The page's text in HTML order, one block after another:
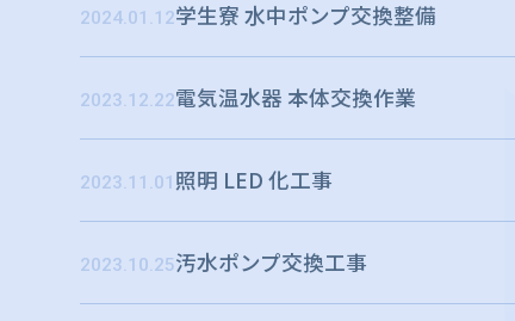
2024.01.12学⽣寮 ⽔中ポンプ交換整備
2023.12.22電気温水器 本体交換作業
2023.11.01 照明 LED 化工事
2023.10.25汚水ポンプ交換工事